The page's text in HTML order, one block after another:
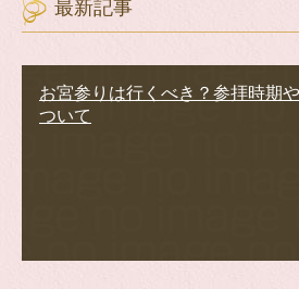
最新記事
お宮参りは行くべき？参拝時期
ついて